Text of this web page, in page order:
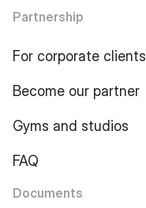
Partnership
For corporate clients
Become our partner
Gyms and studios
FAQ
Documents